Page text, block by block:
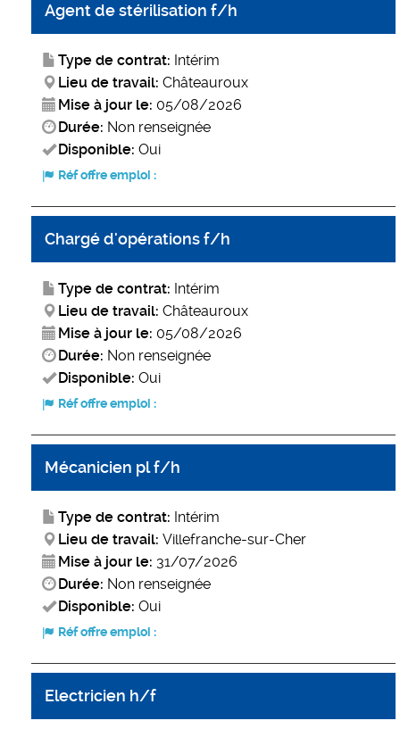
Agent de stérilisation f/h
Type de contrat: Intérim
Lieu de travail: Châteauroux
Mise à jour le: 05/08/2026
Durée: Non renseignée
Disponible: Oui
Réf offre emploi :
Chargé d'opérations f/h
Type de contrat: Intérim
Lieu de travail: Châteauroux
Mise à jour le: 05/08/2026
Durée: Non renseignée
Disponible: Oui
Réf offre emploi :
Mécanicien pl f/h
Type de contrat: Intérim
Lieu de travail: Villefranche-sur-Cher
Mise à jour le: 31/07/2026
Durée: Non renseignée
Disponible: Oui
Réf offre emploi :
Electricien h/f